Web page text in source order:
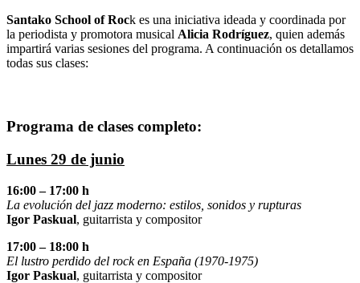
Santako School of Rock es una iniciativa ideada y coordinada por
la periodista y promotora musical Alicia Rodríguez, quien además
impartirá varias sesiones del programa. A continuación os detallamos
todas sus clases:
Programa de clases completo:
Lunes 29 de junio
16:00 – 17:00 h
La evolución del jazz moderno: estilos, sonidos y rupturas
Igor Paskual, guitarrista y compositor
17:00 – 18:00 h
El lustro perdido del rock en España (1970-1975)
Igor Paskual, guitarrista y compositor